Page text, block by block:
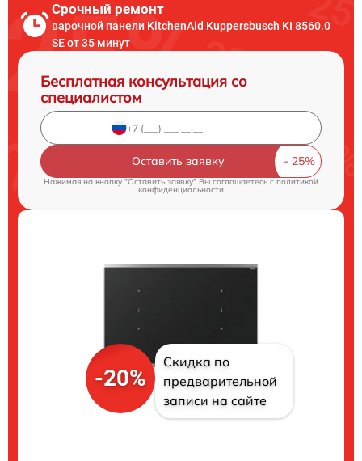
Срочный ремонт
варочной панели KitchenAid Kuppersbusch KI 8560.0
SE от 35 минут
Бесплатная консультация со
специалистом
Оставить заявку
Нажимая на кнопку "Оставить заявку" Вы соглашаетесь cполитикой
конфиденциальности
-20%
Скидка по
предварительной
записи на сайте